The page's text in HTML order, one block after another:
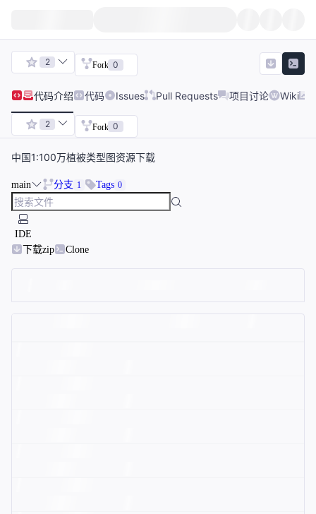
2 Fork 0
代码介绍 代码 Issues Pull Requests 项目讨论 Wiki
2 Fork 0
中国1:100万植被类型图资源下载
main 分支 1 Tags 0
IDE
下载zip
Clone